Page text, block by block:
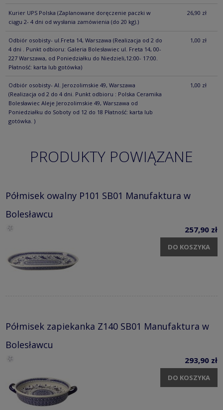
Kurier UPS Polska (Zaplanowane doręczenie paczki w
ciągu 2- 4 dni od wysłania zamówienia (do 20 kg).)
26,90 zł
Odbiór osobisty- ul.Freta 14, Warszawa (Realizacja od 2 do
4 dni . Punkt odbioru: Galeria Bolesławiec ul. Freta 14, 00-
227 Warszawa, od Poniedziałku do Niedzieli,12:00- 17:00.
Płatność: karta lub gotówka)
1,00 zł
Odbiór osobisty- Al. Jerozolimskie 49, Warszawa
(Realizacja od 2 do 4 dni. Punkt odbioru : Polska Ceramika
Bolesławiec Aleje Jerozolimskie 49, Warszawa od
Poniedziałku do Soboty od 12 do 18 Płatność: karta lub
gotówka. )
1,00 zł
PRODUKTY POWIĄZANE
Półmisek owalny P101 SB01 Manufaktura w
Bolesławcu
257,90 zł
DO KOSZYKA
Półmisek zapiekanka Z140 SB01 Manufaktura w
Bolesławcu
293,90 zł
DO KOSZYKA